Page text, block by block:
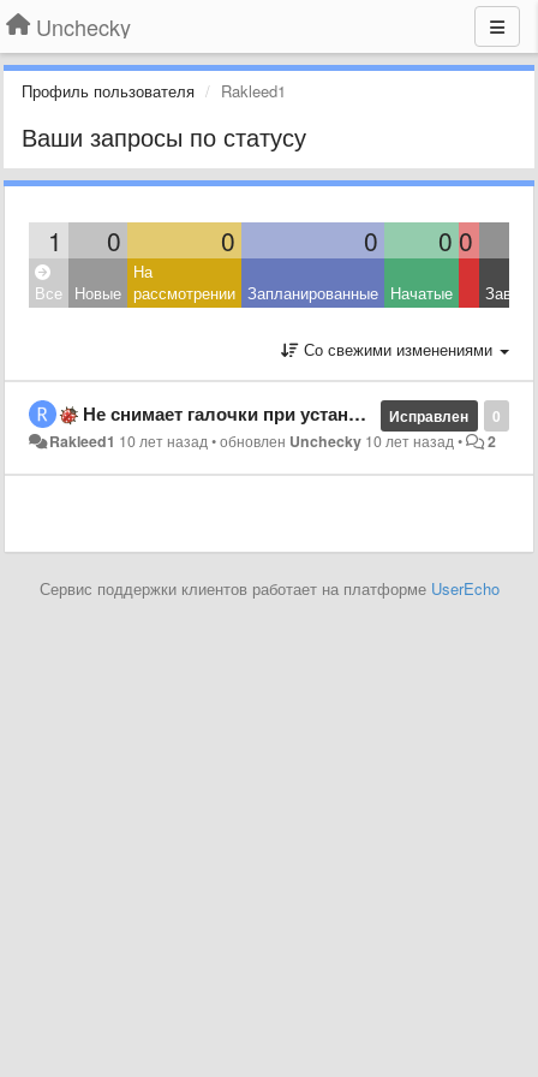
Unchecky
Профиль пользователя Rakleed1
Ваши запросы по статусу
1 0 0 0 0 0
Все Новые
На
рассмотрении Запланированные Начатые
Со свежими изменениями
0
Исправлен
Не снимает галочки при установке Kaspersky Total Security
Rakleed1 10 лет назад•обновлен Unchecky 10 лет назад• 2
Сервис поддержки клиентов работает на платформе UserEcho